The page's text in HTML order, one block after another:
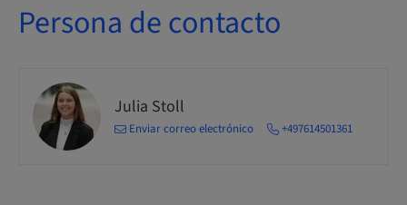
Persona de contacto
Julia Stoll
Enviar correo electrónico +497614501361